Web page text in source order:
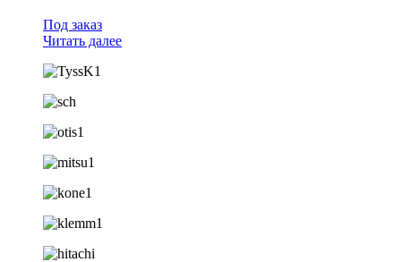
Под заказ
Читать далее